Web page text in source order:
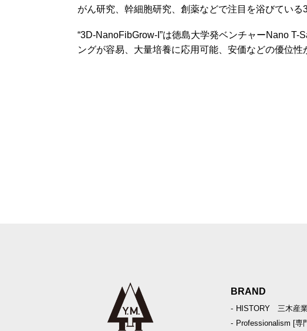
がん研究、幹細胞研究、創薬などで注目を浴びている
“3D-NanoFibGrow-I”は徳島大学発ベンチャーNano
ングが容易、大量培養に応用可能、安価などの優位性
BRAND
HISTORY 三木産
Professionalism [専